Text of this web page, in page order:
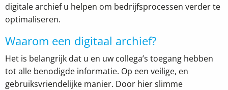
digitale archief u helpen om bedrijfsprocessen verder te
optimaliseren.
Waarom een digitaal archief?
Het is belangrijk dat u en uw collega’s toegang hebben
tot alle benodigde informatie. Op een veilige, en
gebruiksvriendelijke manier. Door hier slimme